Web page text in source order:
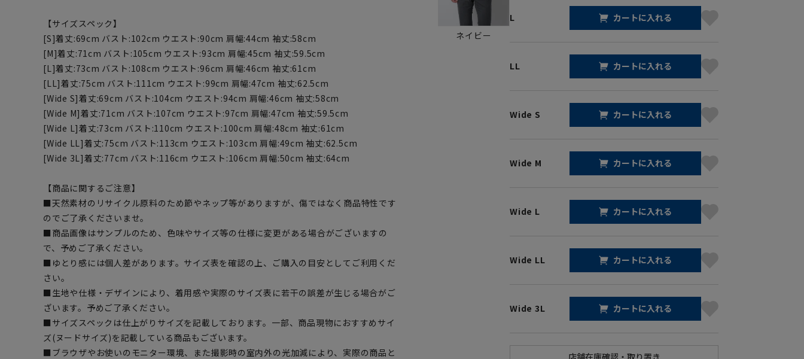
【サイズスペック】
[S]着丈:69cm バスト:102cm ウエスト:90cm 肩幅:44cm 袖丈:58cm
[M]着丈:71cm バスト:105cm ウエスト:93cm 肩幅:45cm 袖丈:59.5cm
[L]着丈:73cm バスト:108cm ウエスト:96cm 肩幅:46cm 袖丈:61cm
[LL]着丈:75cm バスト:111cm ウエスト:99cm 肩幅:47cm 袖丈:62.5cm
[Wide S]着丈:69cm バスト:104cm ウエスト:94cm 肩幅:46cm 袖丈:58cm
[Wide M]着丈:71cm バスト:107cm ウエスト:97cm 肩幅:47cm 袖丈:59.5cm
[Wide L]着丈:73cm バスト:110cm ウエスト:100cm 肩幅:48cm 袖丈:61cm
[Wide LL]着丈:75cm バスト:113cm ウエスト:103cm 肩幅:49cm 袖丈:62.5cm
[Wide 3L]着丈:77cm バスト:116cm ウエスト:106cm 肩幅:50cm 袖丈:64cm
【商品に関するご注意】
■天然素材のリサイクル原料のため節やネップ等がありますが、傷ではなく商品特性です
のでご了承くださいませ。
■商品画像はサンプルのため、色味やサイズ等の仕様に変更がある場合がございますの
で、予めご了承ください。
■ゆとり感には個人差があります。サイズ表を確認の上、ご購入の目安としてご利用くだ
さい。
■生地や仕様・デザインにより、着用感や実際のサイズ表に若干の誤差が生じる場合がご
ざいます。予めご了承ください。
■サイズスペックは仕上がりサイズを記載しております。一部、商品現物におすすめサイ
ズ(ヌードサイズ)を記載している商品もございます。
■ブラウザやお使いのモニター環境、また撮影時の室内外の光加減により、実際の商品と
ネイビー
L カートに入れる
LL カートに入れる
Wide S カートに入れる
Wide M カートに入れる
Wide L カートに入れる
Wide LL カートに入れる
Wide 3L カートに入れる